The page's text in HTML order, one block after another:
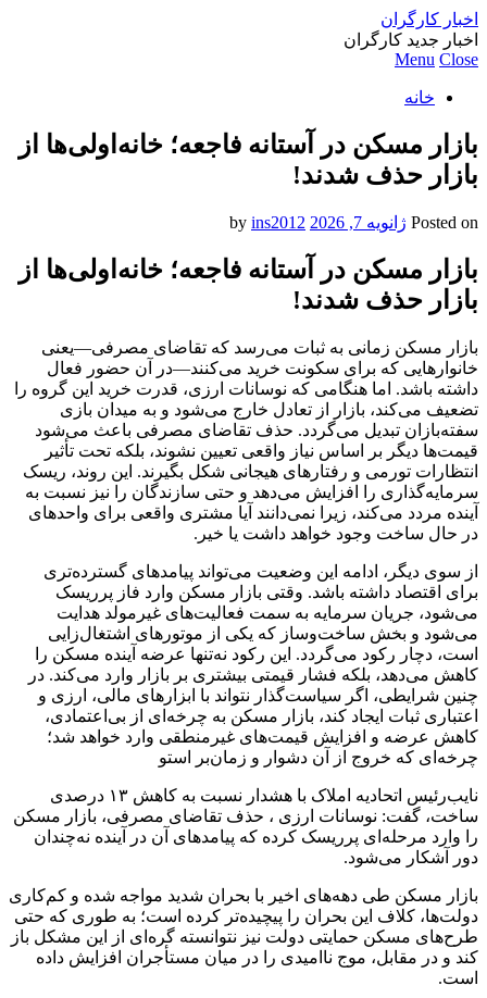
اخبار کارگران
اخبار جدید کارگران
Menu Close
خانه
بازار مسکن در آستانه فاجعه؛ خانه‌اولی‌ها از
بازار حذف شدند!
Posted on ژانویه 7, 2026 ins2012
بازار مسکن در آستانه فاجعه؛ خانه‌اولی‌ها از
بازار حذف شدند!
بازار مسکن زمانی به ثبات می‌رسد که تقاضای مصرفی—یعنی
خانوارهایی که برای سکونت خرید می‌کنند—در آن حضور فعال
داشته باشد. اما هنگامی که نوسانات ارزی، قدرت خرید این گروه را
تضعیف می‌کند، بازار از تعادل خارج می‌شود و به میدان بازی
سفته‌بازان تبدیل می‌گردد. حذف تقاضای مصرفی باعث می‌شود
قیمت‌ها دیگر بر اساس نیاز واقعی تعیین نشوند، بلکه تحت تأثیر
انتظارات تورمی و رفتارهای هیجانی شکل بگیرند. این روند، ریسک
سرمایه‌گذاری را افزایش می‌دهد و حتی سازندگان را نیز نسبت به
آینده مردد می‌کند، زیرا نمی‌دانند آیا مشتری واقعی برای واحدهای
در حال ساخت وجود خواهد داشت یا خیر.
از سوی دیگر، ادامه این وضعیت می‌تواند پیامدهای گسترده‌تری
برای اقتصاد داشته باشد. وقتی بازار مسکن وارد فاز پرریسک
می‌شود، جریان سرمایه به سمت فعالیت‌های غیرمولد هدایت
می‌شود و بخش ساخت‌وساز که یکی از موتورهای اشتغال‌زایی
است، دچار رکود می‌گردد. این رکود نه‌تنها عرضه آینده مسکن را
کاهش می‌دهد، بلکه فشار قیمتی بیشتری بر بازار وارد می‌کند. در
چنین شرایطی، اگر سیاست‌گذار نتواند با ابزارهای مالی، ارزی و
اعتباری ثبات ایجاد کند، بازار مسکن به چرخه‌ای از بی‌اعتمادی،
کاهش عرضه و افزایش قیمت‌های غیرمنطقی وارد خواهد شد؛
چرخه‌ای که خروج از آن دشوار و زمان‌بر استو
نایب‌رئیس اتحادیه املاک با هشدار نسبت به کاهش ۱۳ درصدی
ساخت، گفت: نوسانات ارزی ، حذف تقاضای مصرفی، بازار مسکن
را وارد مرحله‌ای پرریسک کرده که پیامدهای آن در آینده نه‌چندان
دور آشکار می‌شود.
بازار مسکن طی دهه‌های اخیر با بحران شدید مواجه شده و کم‌کاری
دولت‌ها، کلاف این بحران را پیچیده‌تر کرده است؛ به طوری که حتی
طرح‌های مسکن حمایتی دولت نیز نتوانسته گره‌ای از این مشکل باز
کند و در مقابل، موج ناامیدی را در میان مستأجران افزایش داده
است.